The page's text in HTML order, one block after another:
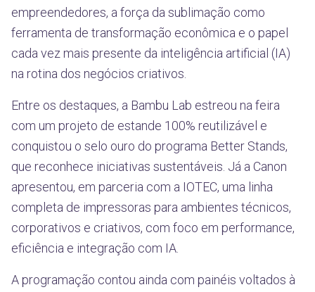
empreendedores, a força da sublimação como
ferramenta de transformação econômica e o papel
cada vez mais presente da inteligência artificial (IA)
na rotina dos negócios criativos.
Entre os destaques, a Bambu Lab estreou na feira
com um projeto de estande 100% reutilizável e
conquistou o selo ouro do programa Better Stands,
que reconhece iniciativas sustentáveis. Já a Canon
apresentou, em parceria com a IOTEC, uma linha
completa de impressoras para ambientes técnicos,
corporativos e criativos, com foco em performance,
eficiência e integração com IA.
A programação contou ainda com painéis voltados à